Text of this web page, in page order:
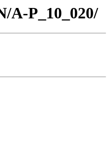
A-P_10_020/